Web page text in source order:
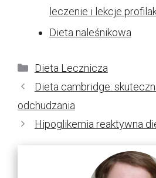
leczenie i lekcje
Dieta naleśnikowa
Kategorie
Dieta Lecznicza
Dieta cambridge:
odchudzania
Hipoglikemia reaktywna